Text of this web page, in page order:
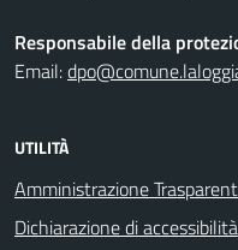
Responsabile della
Email:
UTILITÀ
Amministrazione
Dichiarazione di accessibilità